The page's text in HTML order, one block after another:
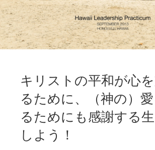
キリストの平和が心
るために、（神の）
るためにも感謝する
しよう！